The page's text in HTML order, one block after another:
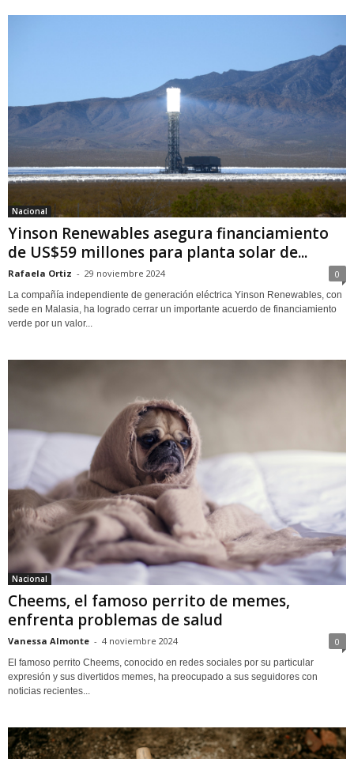
Nacional
Yinson Renewables asegura financiamiento
de US$59 millones para planta solar de...
Rafaela Ortiz - 29 noviembre 2024 0
La compañía independiente de generación eléctrica Yinson Renewables, con
sede en Malasia, ha logrado cerrar un importante acuerdo de financiamiento
verde por un valor...
Nacional
Cheems, el famoso perrito de memes,
enfrenta problemas de salud
Vanessa Almonte - 4 noviembre 2024 0
El famoso perrito Cheems, conocido en redes sociales por su particular
expresión y sus divertidos memes, ha preocupado a sus seguidores con
noticias recientes...